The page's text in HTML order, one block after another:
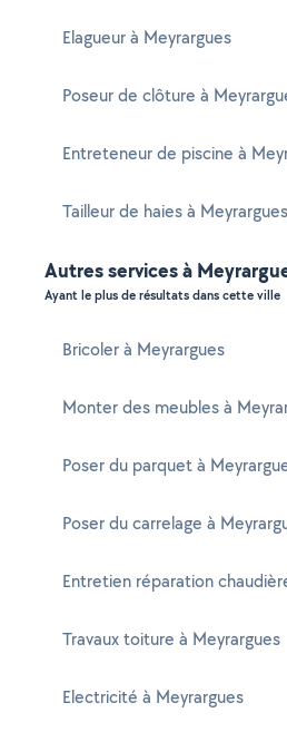
Elagueur à Meyrargues
Poseur de clôture à
Entreteneur de piscine à
Tailleur de haies à Meyrargues
Autres services à
Ayant le plus de résultats dans cette ville
Bricoler à Meyrargues
Monter des meubles à
Poser du parquet à
Poser du carrelage à
Entretien réparation
Travaux toiture à Meyrargues
Electricité à Meyrargues